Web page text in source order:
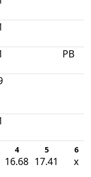
PB
4 5 6
16.68 17.41 x